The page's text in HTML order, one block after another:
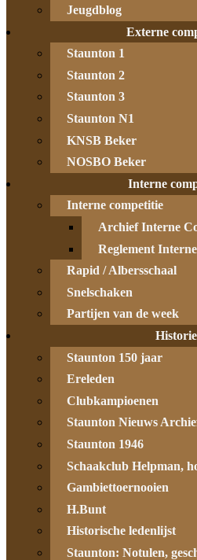
Jeugdblog
Externe
Staunton 1
Staunton 2
Staunton 3
Staunton N1
KNSB Beker
NOSBO Beker
Interne
Interne competitie
Archief Interne
Reglement
Rapid / Albersschaal
Snelschaken
Partijen van de week
Historie
Staunton 150 jaar
Ereleden
Clubkampioenen
Staunton Nieuws
Staunton 1946
Schaakclub Helpman,
Gambiettoernooien
H.Bunt
Historische ledenlijst
Staunton: Notulen,